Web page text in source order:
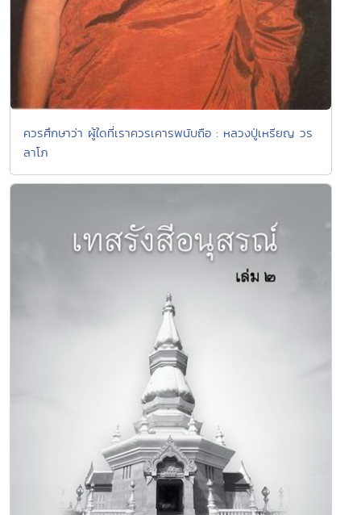
ควรศึกษาว่า ผู้ใดที่เราควรเคารพนับถือ : หลวงปู่เหรียญ วร
ลาโภ